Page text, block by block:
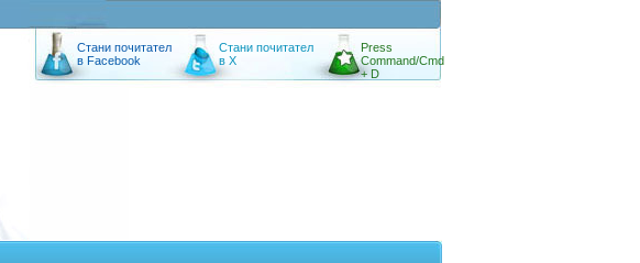
Стани почитател
в Facebook
Стани почитател
в X
Press
Command/Cmd
+ D